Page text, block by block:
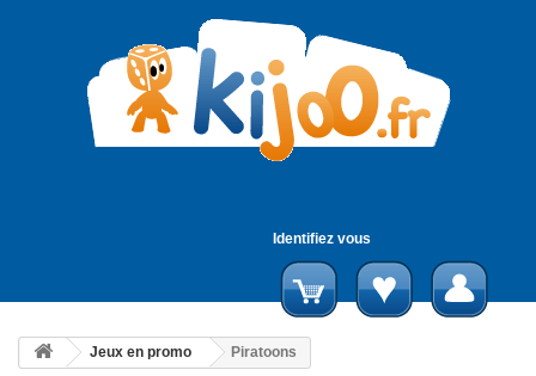
Identifiez vous
Jeux en promo Piratoons